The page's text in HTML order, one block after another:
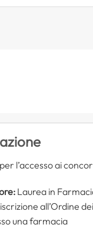
per l’accesso ai
Laurea in
all’Ordine
una farmacia